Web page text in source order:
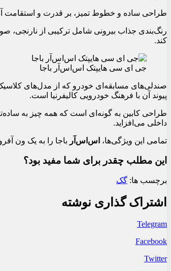
طراحی ساده و خطوط تمیز، بر قدرت و استقامت آن
رنگ‌بندی جذاب بیرونی شامل ترکیبی از نارنجی،
کند.
جی‌ ای‌ سی هایپتک اس‌اس‌آر باجا
صندلی‌های مسابقه‌ای خودرو که از مدل‌های
پیوند آن با فرهنگ خودرویی کالیفرنیا است.
داخلی می‌افزاید.
تمامی این ویژگی‌ها، اس‌اس‌آر باجا را به یک ون
این مطلب چقدر برای شما مفید بود؟
برچسب ها: گک
اشتراک گذاری نوشته
Telegram
Facebook
Twitter